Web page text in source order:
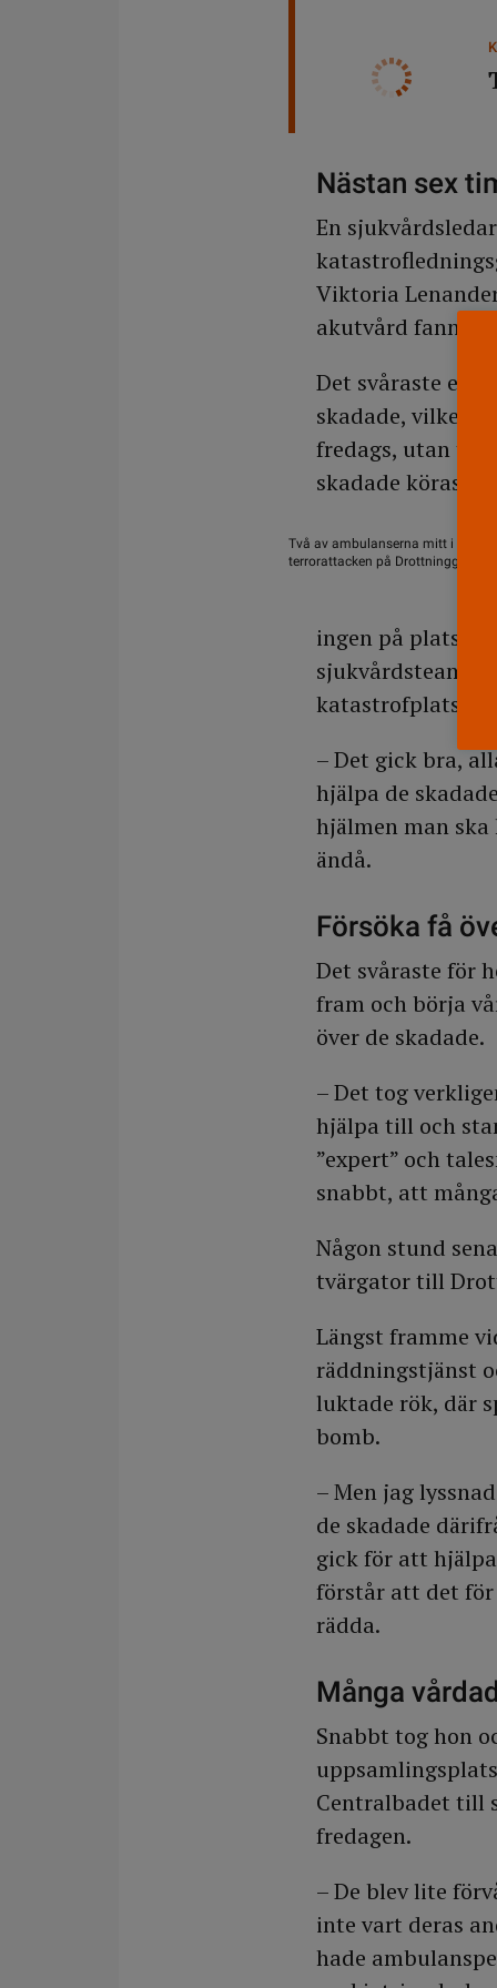
Nästan sex
En
Viktoria
akutvård fanns
Det svåraste en
skadade, vilket
fredags, utan
skadade köras
Två av ambulanserna mitt i
terrorattacken på Drottninggatan.
ingen på plats
sjukvårdsteam
katastrofplats
– Det gick bra,
hjälpa de
hjälmen man ska
ändå.
Försöka få
Det svåraste för
fram och börja
över de skadade.
– Det tog
hjälpa till och
”expert” och
snabbt, att
Någon stund
tvärgator till
Längst framme
räddningstjänst
luktade rök, där
bomb.
– Men jag
de skadade
gick för att
förstår att det för
rädda.
Många
Snabbt tog hon
Centralbadet till
fredagen.
– De blev lite
inte vart deras
hade